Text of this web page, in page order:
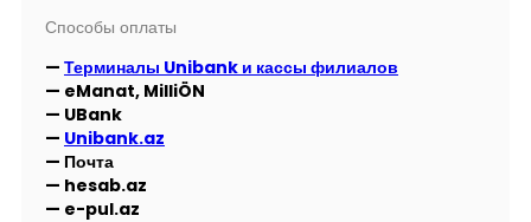
Способы оплаты
— Терминалы Unibank и кассы филиалов
— eManat, MilliÖN
— UBank
— Unibank.az
— Почта
— hesab.az
— e-pul.az